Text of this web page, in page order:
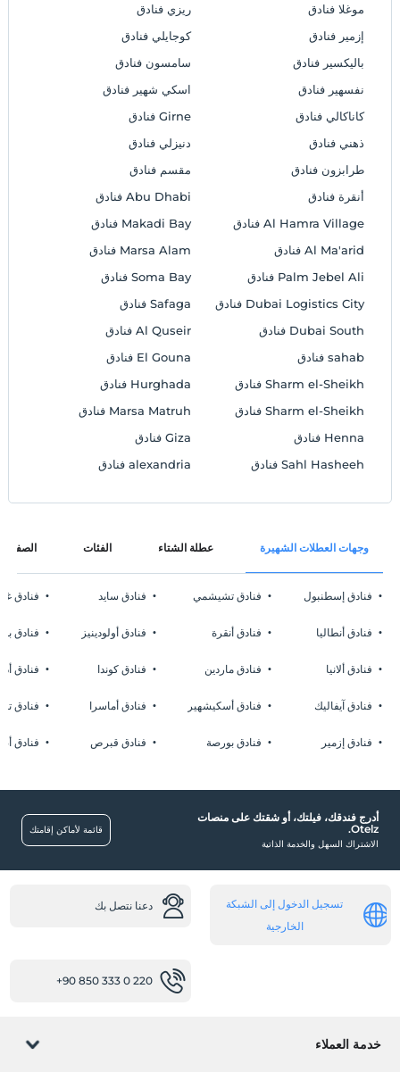
موغلا فنادق
إزمير فنادق
باليكسير فنادق
نفسهير فنادق
كاناكالي فنادق
ذهني فنادق
طرابزون فنادق
أنقرة فنادق
ريزي فنادق
كوجايلي فنادق
سامسون فنادق
اسكي شهير فنادق
Girne فنادق
دنيزلي فنادق
مقسم فنادق
Abu Dhabi فنادق
Al Hamra Village فنادق
Al Ma'arid فنادق
Palm Jebel Ali فنادق
Dubai Logistics City فنادق
Dubai South فنادق
sahab فنادق
Sharm el-Sheikh فنادق
Sharm el-Sheikh فنادق
Henna فنادق
Sahl Hasheeh فنادق
Makadi Bay فنادق
Marsa Alam فنادق
Soma Bay فنادق
Safaga فنادق
Al Quseir فنادق
El Gouna فنادق
Hurghada فنادق
Marsa Matruh فنادق
Giza فنادق
alexandria فنادق
وجهات العطلات الشهيرة عطلة الشتاء الفئات
فنادق إسطنبول
فنادق أنطاليا
فنادق ألانيا
فنادق آيفاليك
فنادق إزمير
فنادق تشيشمي
فنادق أنقرة
فنادق ماردين
فنادق أسكيشهير
فنادق بورصة
فنادق سايد
فنادق أولودينيز
فنادق كوندا
فنادق أماسرا
فنادق قبرص
فنادق
فنادق
فنادق
فنادق
فنادق
أدرج فندقك، فيلتك، أو شقتك على منصات
Otelz.
الاشتراك السهل والخدمة الذاتية
قائمة لأماكن إقامتك
تسجيل الدخول إلى الشبكة
الخارجية
دعنا نتصل بك
+90 850 333 0 220
خدمة العملاء